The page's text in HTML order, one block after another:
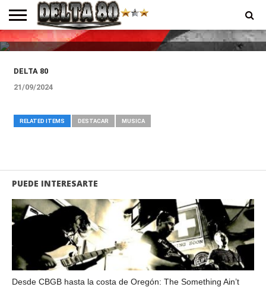
ENTREVISTAS
PREMIOS
PRODUCCIONES
PROGRAMACION
CONTACTO
HOMEPAGE
Conexiones semanales de Delta
80
DELTA 80
21/09/2024
RELATED ITEMS DESTACAR MUSICA
PUEDE INTERESARTE
Desde CBGB hasta la costa de Oregón: The Something Ain’t